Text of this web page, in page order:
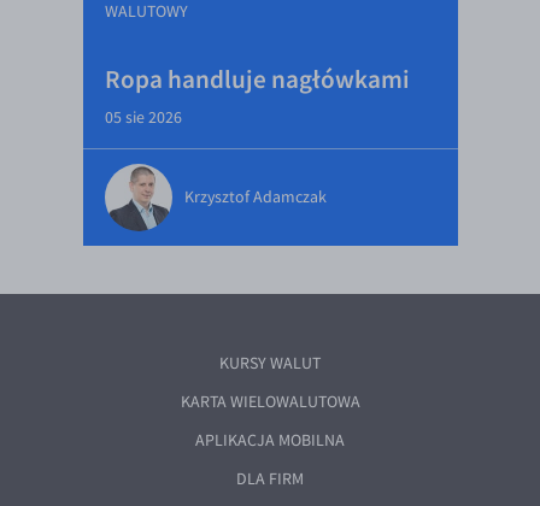
WALUTOWY
Ropa handluje nagłówkami
05 sie 2026
Krzysztof Adamczak
KURSY WALUT
KARTA WIELOWALUTOWA
APLIKACJA MOBILNA
DLA FIRM